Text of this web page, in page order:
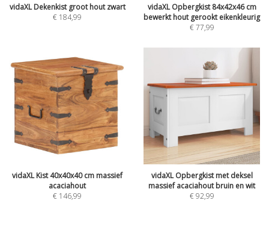
vidaXL Dekenkist groot hout zwart
€ 184,99
vidaXL Opbergkist 84x42x46 cm
bewerkt hout gerookt eikenkleurig
€77,99
vidaXL Kist 40x40x40 cm massief
acaciahout
€ 146,99
vidaXL Opbergkist met deksel
massief acaciahout bruin en wit
€92,99